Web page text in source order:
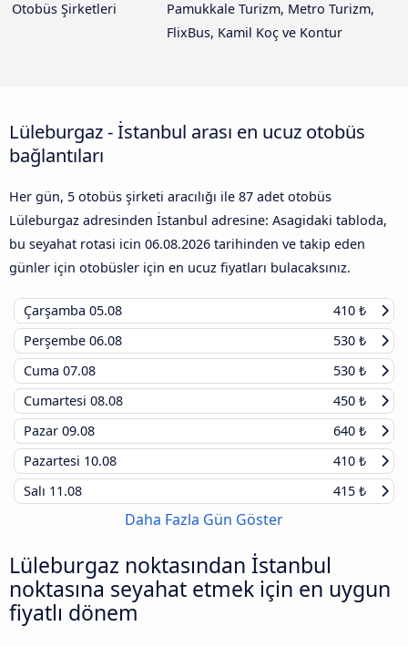
Otobüs Şirketleri
Pamukkale Turizm, Metro Turizm,
FlixBus, Kamil Koç ve Kontur
Lüleburgaz - İstanbul arası en ucuz otobüs
bağlantıları
Her gün, 5 otobüs şirketi aracılığı ile 87 adet otobüs
Lüleburgaz adresinden İstanbul adresine: Asagidaki tabloda,
bu seyahat rotasi icin 06.08.2026 tarihinden ve takip eden
günler için otobüsler için en ucuz fiyatları bulacaksınız.
Çarşamba 05.08
410 ₺
Perşembe 06.08
530 ₺
Cuma 07.08
530 ₺
Cumartesi 08.08
450 ₺
Pazar 09.08
640 ₺
Pazartesi 10.08
410 ₺
Salı 11.08 415 ₺
Daha Fazla Gün Göster
Lüleburgaz noktasından İstanbul
noktasına seyahat etmek için en uygun
fiyatlı dönem